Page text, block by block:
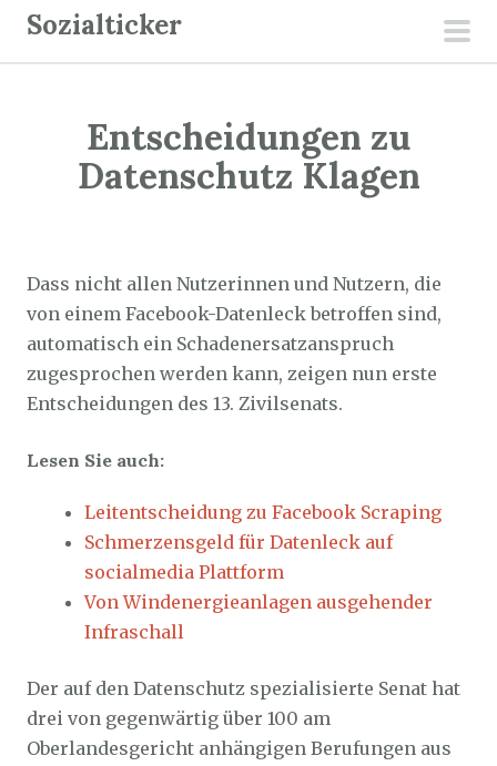
Sozialticker
Entscheidungen zu
Datenschutz Klagen
Dass nicht allen Nutzerinnen und Nutzern, die
von einem Facebook-Datenleck betroffen sind,
automatisch ein Schadenersatzanspruch
zugesprochen werden kann, zeigen nun erste
Entscheidungen des 13. Zivilsenats.
Lesen Sie auch:
Leitentscheidung zu Facebook Scraping
Schmerzensgeld für Datenleck auf
socialmedia Plattform
Von Windenergieanlagen ausgehender
Infraschall
Der auf den Datenschutz spezialisierte Senat hat
drei von gegenwärtig über 100 am
Oberlandesgericht anhängigen Berufungen aus